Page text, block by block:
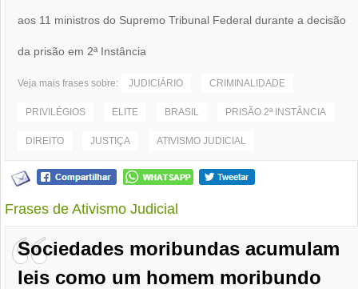
aos 11 ministros do Supremo Tribunal Federal durante a decisão
da prisão em 2ª Instância
Veja mais frases sobre: JUDICIÁRIO CRIMINALIDADE
PRIVILÉGIOS ELITE BRASIL PRISÃO 2ª INSTÂNCIA
DIREITO JUSTIÇA ATIVISMO JUDICIAL
Frases de Ativismo Judicial
Sociedades moribundas acumulam
leis como um homem moribundo